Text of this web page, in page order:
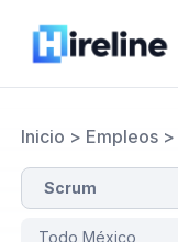
Inicio > Empleos>